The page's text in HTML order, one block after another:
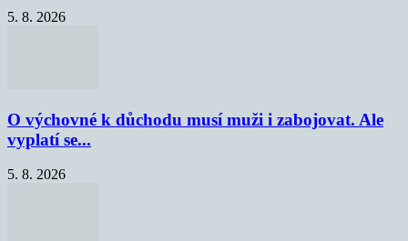
5. 8. 2026
O výchovné k důchodu musí muži i zabojovat. Ale
vyplatí se...
5. 8. 2026